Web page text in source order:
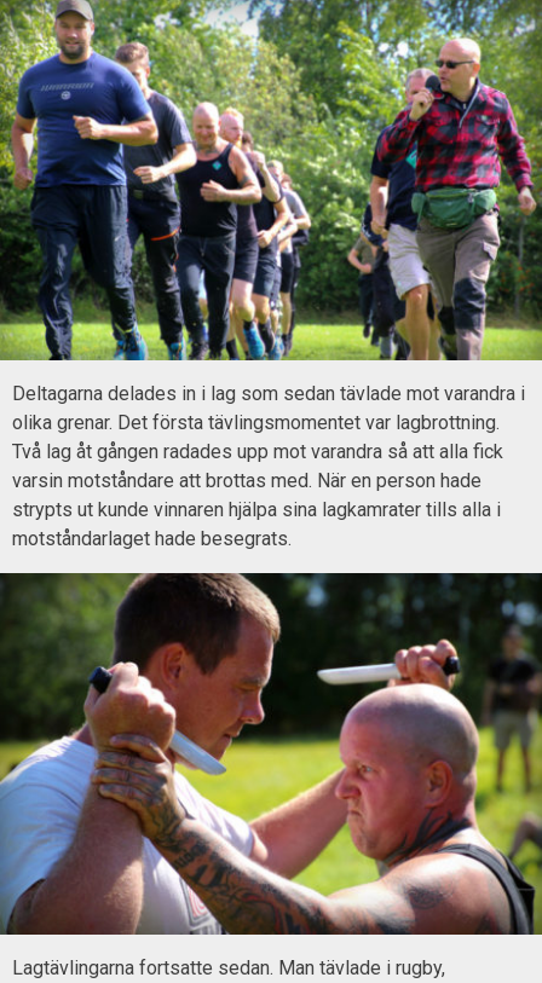
Deltagarna delades in i lag som sedan tävlade mot varandra i
olika grenar. Det första tävlingsmomentet var lagbrottning.
Två lag åt gången radades upp mot varandra så att alla fick
varsin motståndare att brottas med. När en person hade
strypts ut kunde vinnaren hjälpa sina lagkamrater tills alla i
motståndarlaget hade besegrats.
Lagtävlingarna fortsatte sedan. Man tävlade i rugby,